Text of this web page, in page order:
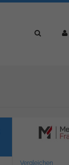
Vergleichen